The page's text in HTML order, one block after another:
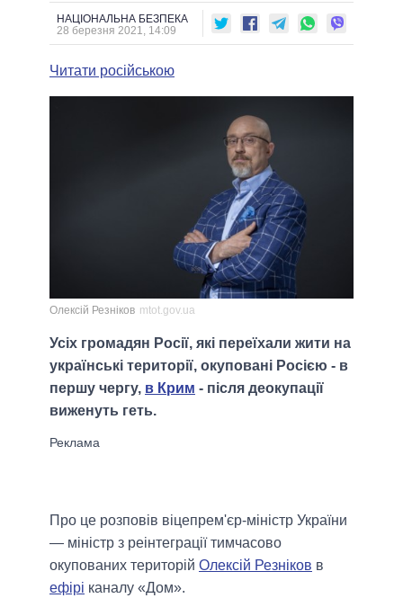
КАБІНЕТ МІНІСТРІВ
ГОЛОВИ ОБЛАДМІНІСТРАЦІЙ
МЕРИ МІСТ
ПІДТРИМАТИ
ПОРІВНЯННЯ ПОЛІТИКІВ
НАЦІОНАЛЬНА БЕЗПЕКА
28 березня 2021, 14:09
Читати російською
Олексій Резніков mtot.gov.ua
Усіх громадян Росії, які переїхали жити на
українські території, окуповані Росією - в
першу чергу, в Крим - після деокупації
виженуть геть.
Про це розповів віцепрем'єр-міністр України
— міністр з реінтеграції тимчасово
окупованих територій Олексій Резніков в
ефірі каналу «Дом».